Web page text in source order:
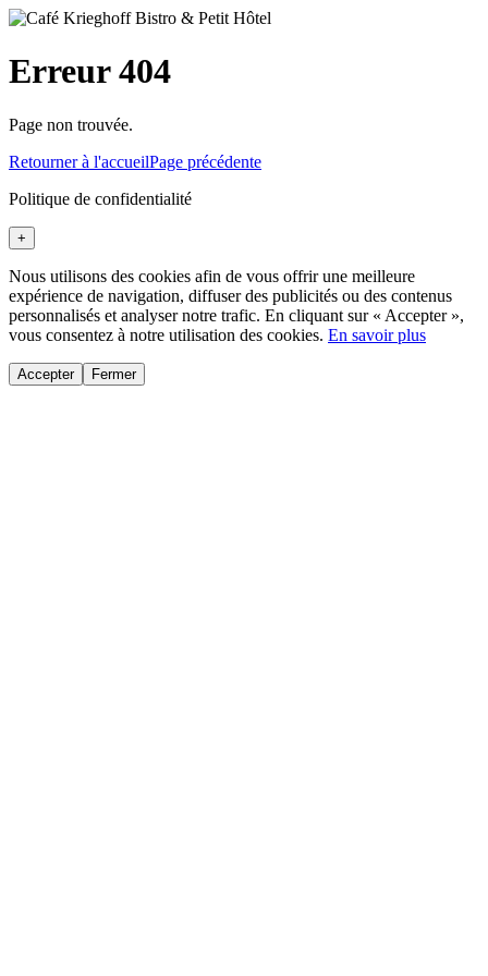
Erreur 404
Page non trouvée.
Retourner à l'accueilPage précédente
Politique de confidentialité
+
Nous utilisons des cookies afin de vous offrir une meilleure
expérience de navigation, diffuser des publicités ou des contenus
personnalisés et analyser notre trafic. En cliquant sur « Accepter »,
vous consentez à notre utilisation des cookies. En savoir plus
Accepter Fermer